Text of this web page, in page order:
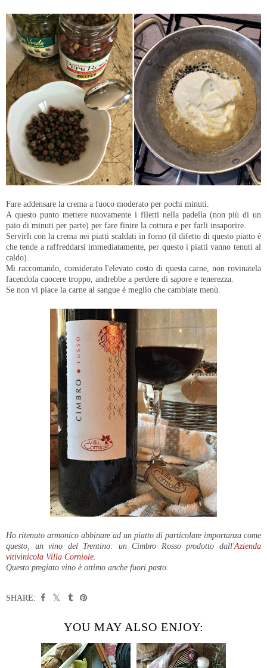
Fare addensare la crema a fuoco moderato per pochi minuti.
A questo punto mettere nuovamente i filetti nella padella (non più di un
paio di minuti per parte) per fare finire la cottura e per farli insaporire.
Servirli con la crema nei piatti scaldati in forno (il difetto di questo piatto è
che tende a raffreddarsi immediatamente, per questo i piatti vanno tenuti al
caldo).
Mi raccomando, considerato l'elevato costo di questa carne, non rovinatela
facendola cuocere troppo, andrebbe a perdere di sapore e tenerezza.
Se non vi piace la carne al sangue è meglio che cambiate menù.
Ho ritenuto armonico abbinare ad un piatto di particolare importanza come
questo, un vino del Trentino: un Cimbro Rosso prodotto dall'Azienda
vitivinicola Villa Corniole
Questo pregiato vino è ottimo anche fuori pasto.
SHARE:
YOU MAY ALSO ENJOY: